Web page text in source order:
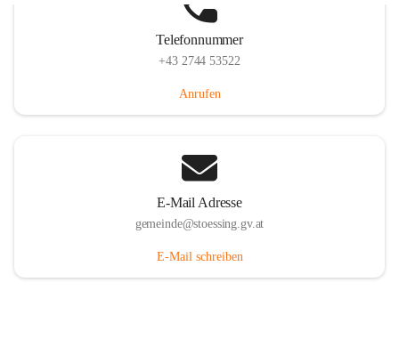
Telefonnummer
+43 2744 53522
Anrufen
E-Mail Adresse
gemeinde@stoessing.gv.at
E-Mail schreiben